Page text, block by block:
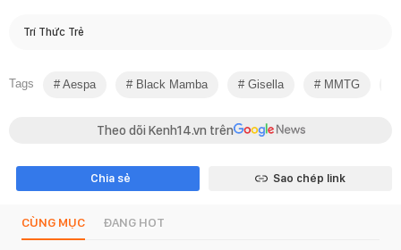
Trí Thức Trẻ
Tags Aespa Black Mamba Gisella MMTG
Theo dõi Kenh14.vn trên
Chia sẻ Sao chép link
CÙNG MỤC ĐANG HOT